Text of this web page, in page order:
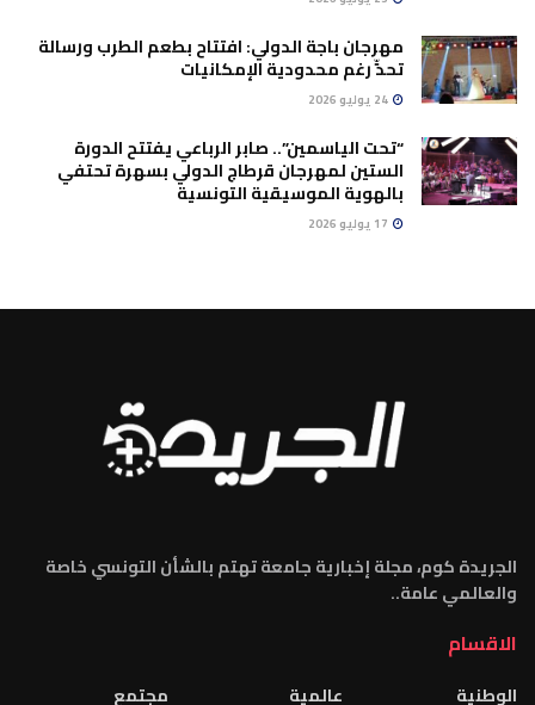
مهرجان باجة الدولي: افتتاح بطعم الطرب ورسالة
تحدٍّ رغم محدودية الإمكانيات
“تحت الياسمين”.. صابر الرباعي يفتتح الدورة
الستين لمهرجان قرطاج الدولي بسهرة تحتفي
بالهوية الموسيقية التونسية
الجريدة كوم، مجلة إخبارية جامعة تهتم بالشأن التونسي خاصة
والعالمي عامة..
الاقسام
الوطنية عالمية مجتمع